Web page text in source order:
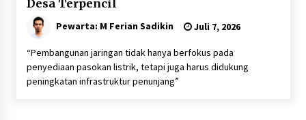
Desa Terpencil
Pewarta: M Ferian Sadikin Juli 7, 2026
“Pembangunan jaringan tidak hanya berfokus pada
penyediaan pasokan listrik, tetapi juga harus didukung
peningkatan infrastruktur penunjang”